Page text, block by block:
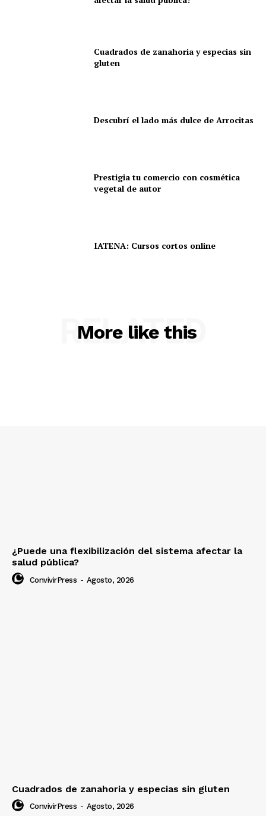
Cuadrados de zanahoria y especias sin
gluten
Descubrí el lado más dulce de Arrocitas
Prestigia tu comercio con cosmética
vegetal de autor
IATENA: Cursos cortos online
More like this
RELATED
¿Puede una flexibilización del sistema afectar la
salud pública?
ConvivirPress - Agosto, 2026
Cuadrados de zanahoria y especias sin gluten
ConvivirPress - Agosto, 2026